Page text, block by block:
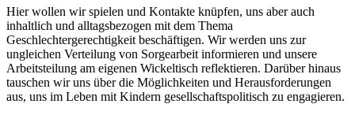
Hier wollen wir spielen und Kontakte knüpfen, uns aber auch
inhaltlich und alltagsbezogen mit dem Thema
Geschlechtergerechtigkeit beschäftigen. Wir werden uns zur
ungleichen Verteilung von Sorgearbeit informieren und unsere
Arbeitsteilung am eigenen Wickeltisch reflektieren. Darüber hinaus
tauschen wir uns über die Möglichkeiten und Herausforderungen
aus, uns im Leben mit Kindern gesellschaftspolitisch zu engagieren.